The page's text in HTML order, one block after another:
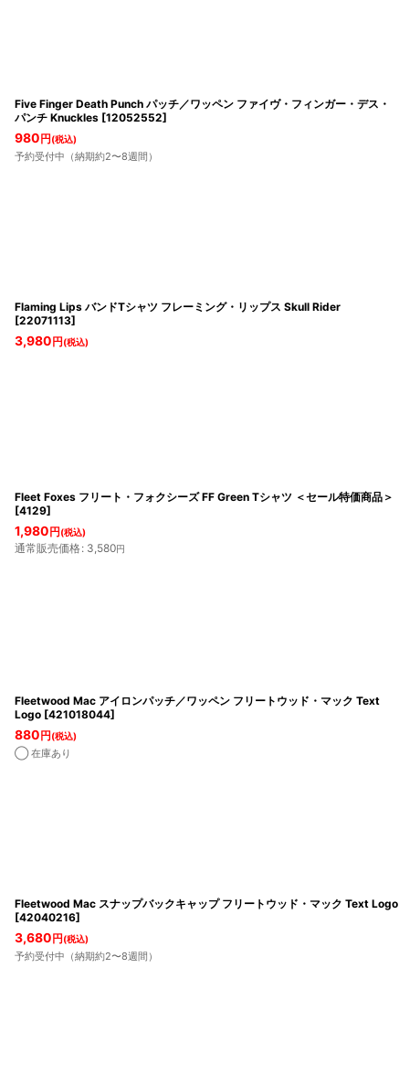
Five Finger Death Punch パッチ／ワッペン ファイヴ・フィンガー・デス・
パンチ Knuckles [12052552]
980 円 (税込)
予約受付中（納期約2〜8週間）
Flaming Lips バンドTシャツ フレーミング・リップス Skull Rider
[22071113]
3,980 円 (税込)
Fleet Foxes フリート・フォクシーズ FF Green Tシャツ ＜セール特価商品＞
[4129]
1,980 円 (税込)
通常販売価格: 3,580円
Fleetwood Mac アイロンパッチ／ワッペン フリートウッド・マック Text
Logo [421018044]
880 円 (税込)
◯ 在庫あり
Fleetwood Mac スナップバックキャップ フリートウッド・マック Text Logo
[42040216]
3,680 円 (税込)
予約受付中（納期約2〜8週間）